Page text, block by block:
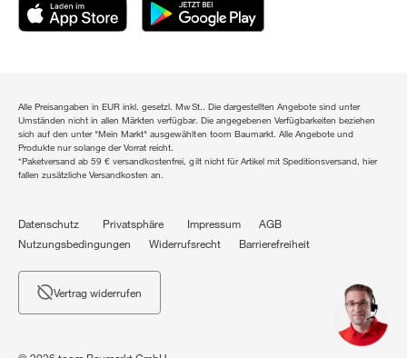
Alle Preisangaben in EUR inkl. gesetzl. MwSt.. Die dargestellten Angebote sind unter
Umständen nicht in allen Märkten verfügbar. Die angegebenen Verfügbarkeiten beziehen
sich auf den unter "Mein Markt" ausgewählten toom Baumarkt. Alle Angebote und
Produkte nur solange der Vorrat reicht.
*Paketversand ab 59 € versandkostenfrei, gilt nicht für Artikel mit Speditionsversand, hier
fallen zusätzliche Versandkosten an.
Datenschutz Privatsphäre Impressum
AGB
Nutzungsbedingungen
Widerrufsrecht Barrierefreiheit
Vertrag widerrufen